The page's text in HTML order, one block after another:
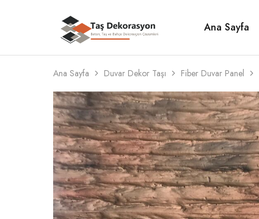
Taş
Dekorasyon
Beton,
Taş
Bahçe
Dekorasyon
Çözümleri
Ana Sayfa
Ana Sayfa Duvar Dekor Taşı Fiber Duvar Panel